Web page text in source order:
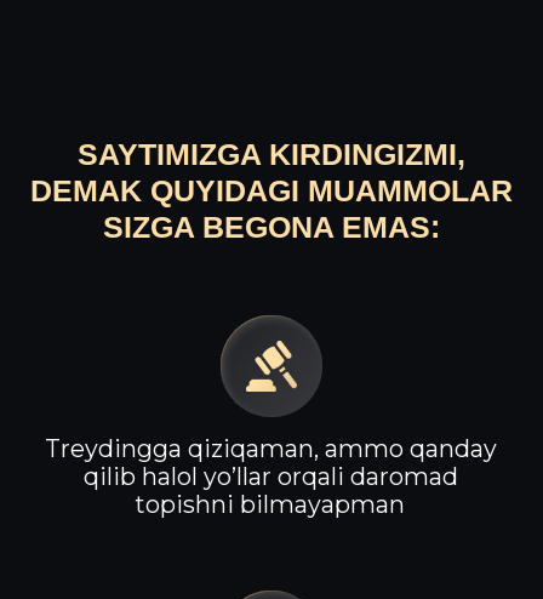
o’zimni boshqa sohada ko’raman.
mutaxassis bo’lmoqchiman
0 dan boshlab professional darajagacha
fond bozorlarida real shot bilan savdo
REAL
SHOT
QANDAY KO’NIKMALARGA
EGA BO’LASIZ?